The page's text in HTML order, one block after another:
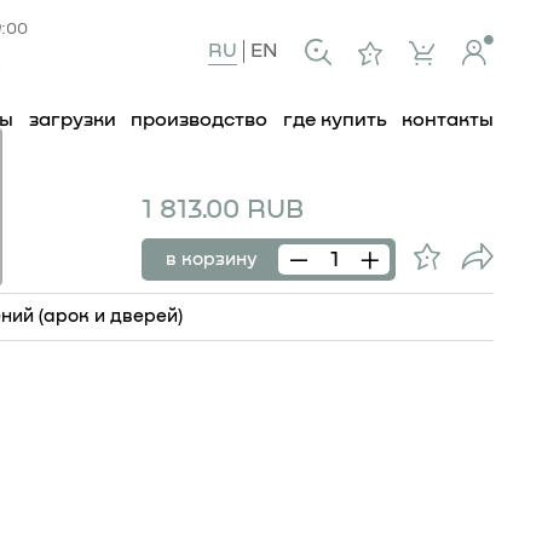
RU EN
загрузки производство где купить контакты
1 813.00 RUB
в корзину
(арок и дверей)